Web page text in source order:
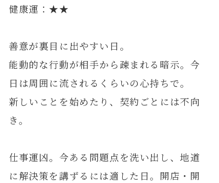
健康運：★★
善意が裏目に出やすい日。
能動的な行動が相手から疎まれる暗示。今
日は周囲に流されるくらいの心持ちで。
新しいことを始めたり、契約ごとには不向
き。
仕事運凶。今ある問題点を洗い出し、地道
に解決策を講ずるには適した日。開店・開